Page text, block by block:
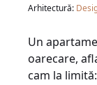
Arhitectură:
Un
oarecare,
cam la